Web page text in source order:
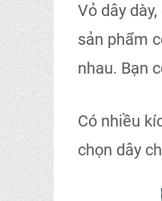
Vỏ dây
sản phẩm
nhau. Bạn
Có nhiều
chọn dây